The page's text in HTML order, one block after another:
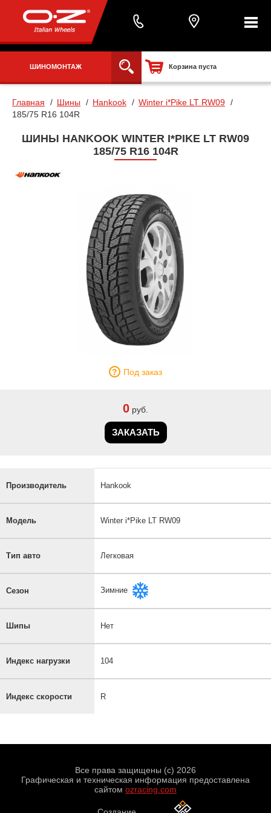
ШИНОМОНТАЖ Корзина пуста
Главная Шины Hankook
Winter i*Pike LT RW09
185/75 R16 104R
ШИНЫ HANKOOK WINTER I*PIKE LT RW09
185/75 R16 104R
Под заказ
0 руб.
ЗАКАЗАТЬ
Производитель Hankook
Модель Winter i*Pike LT RW09
Тип авто Легковая
Сезон Зимние
Шипы Нет
Индекс нагрузки 104
Индекс скорости R
Все права защищены (с) 2026
Графическая и техническая информация предоставлена
сайтом ozracing.com